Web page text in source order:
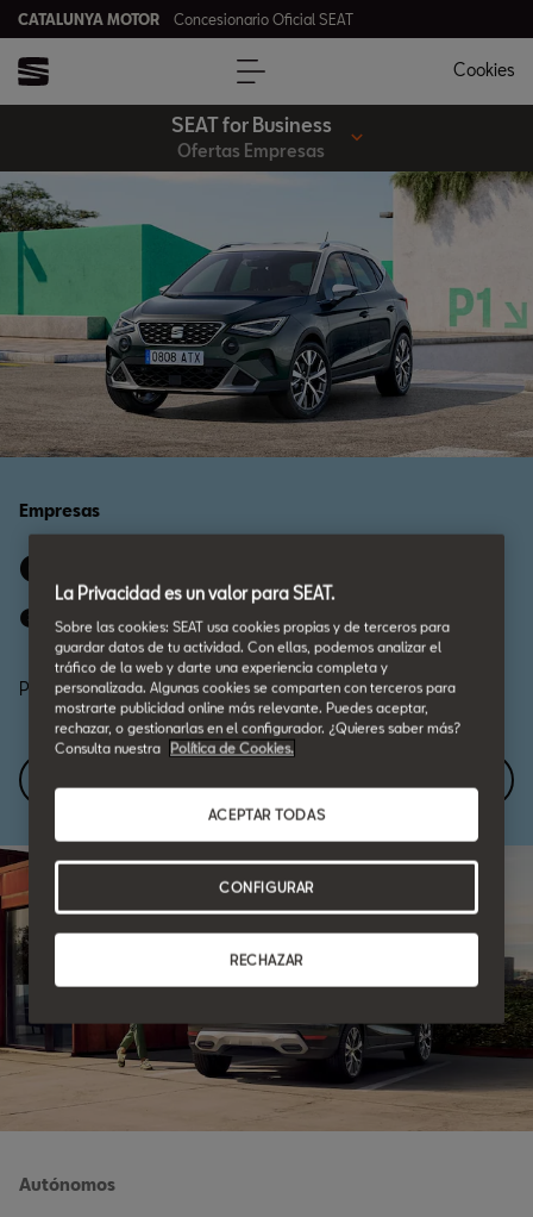
CATALUNYA MOTOR Concesionario Oficial SEAT
Cookies
SEAT for Business
Ofertas Empresas
Empresas
Ofertas de coches para
empresas.
Pide más información.
Autónomos
La Privacidad es un valor para SEAT.
Sobre las cookies: SEAT usa cookies propias y de terceros para
guardar datos de tu actividad. Con ellas, podemos analizar el
tráfico de la web y darte una experiencia completa y
personalizada. Algunas cookies se comparten con terceros para
mostrarte publicidad online más relevante. Puedes aceptar,
rechazar, o gestionarlas en el configurador. ¿Quieres saber más?
Consulta nuestra
Política de Cookies.
RECHAZAR
ACEPTAR TODAS
CONFIGURAR